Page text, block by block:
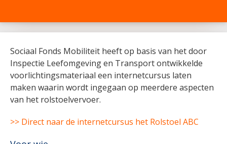
Sociaal Fonds Mobiliteit heeft op basis van het door
Inspectie Leefomgeving en Transport ontwikkelde
voorlichtingsmateriaal een internetcursus laten
maken waarin wordt ingegaan op meerdere aspecten
van het rolstoelvervoer.
>> Direct naar de internetcursus het Rolstoel ABC